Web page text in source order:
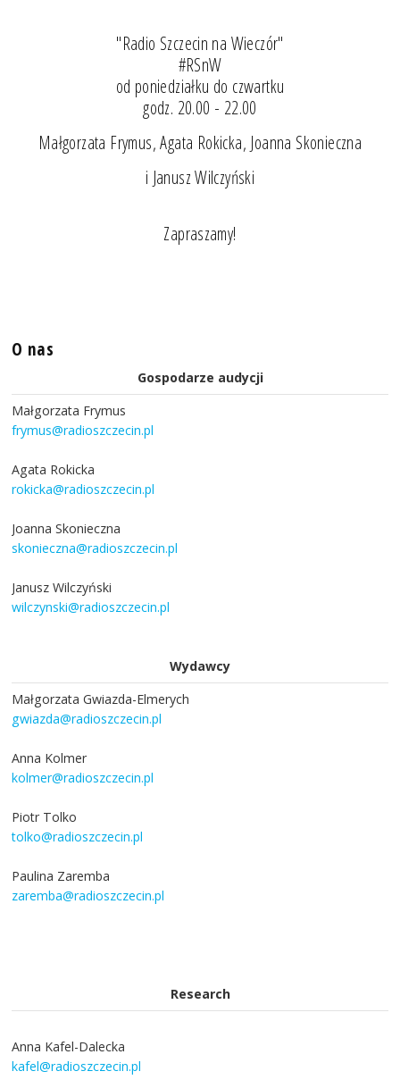
"Radio Szczecin na Wieczór"
#RSnW
od poniedziałku do czwartku
godz. 20.00 - 22.00
Małgorzata Frymus, Agata Rokicka, Joanna Skonieczna
i Janusz Wilczyński
Zapraszamy!
O nas
Gospodarze audycji
Małgorzata Frymus
frymus@radioszczecin.pl
Agata Rokicka
rokicka@radioszczecin.pl
Joanna Skonieczna
skonieczna@radioszczecin.pl
Janusz Wilczyński
wilczynski@radioszczecin.pl
Wydawcy
Małgorzata Gwiazda-Elmerych
gwiazda@radioszczecin.pl
Anna Kolmer
kolmer@radioszczecin.pl
Piotr Tolko
tolko@radioszczecin.pl
Paulina Zaremba
zaremba@radioszczecin.pl
Research
Anna Kafel-Dalecka
kafel@radioszczecin.pl